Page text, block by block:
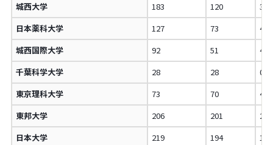
城西大学
183 120
日本薬科大学
127 73
城西国際大学
92 51
千葉科学大学
28 28
東京理科大学
73 70
東邦大学
206 201
日本大学
219 194